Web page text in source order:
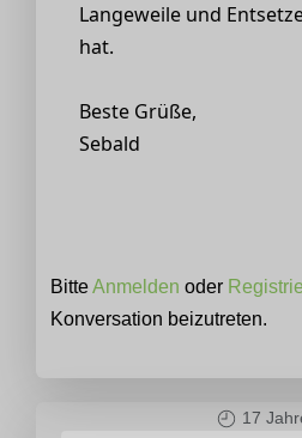
Langeweile und
hat.
Beste Grüße,
Sebald
BitteAnmelden oder
Konversation beizutreten.
17